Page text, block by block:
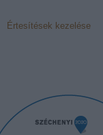
Értesítések kezelése